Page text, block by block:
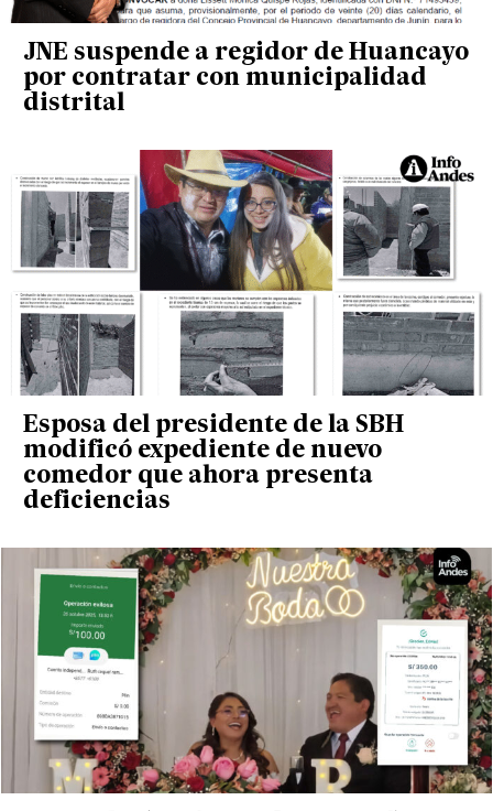
JNE suspende a regidor de Huancayo
por contratar con municipalidad
distrital
Esposa del presidente de la SBH
modificó expediente de nuevo
comedor que ahora presenta
deficiencias